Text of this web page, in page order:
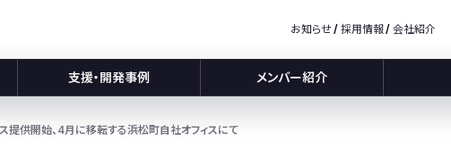
お知らせ 採用情報 会社紹介
支援・開発事例 メンバー紹介
供開始、4月に移転する浜松町自社オフィスにて